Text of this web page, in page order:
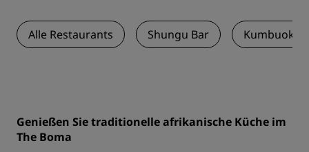
Alle Restaurants Shungu Bar Kumbuoka
Genießen Sie traditionelle afrikanische Küche im
The Boma